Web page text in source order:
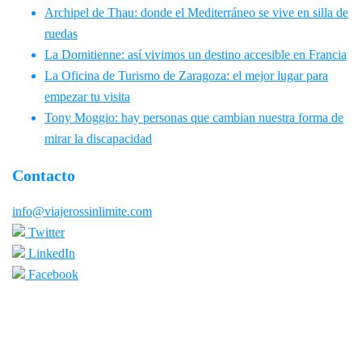
Archipel de Thau: donde el Mediterráneo se vive en silla de
ruedas
La Domitienne: así vivimos un destino accesible en Francia
La Oficina de Turismo de Zaragoza: el mejor lugar para
empezar tu visita
Tony Moggio: hay personas que cambian nuestra forma de
mirar la discapacidad
Contacto
info@viajerossinlimite.com
Twitter
LinkedIn
Facebook